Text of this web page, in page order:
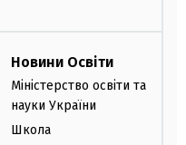
Новини Освіти
Міністерство освіти та
науки України
Школа